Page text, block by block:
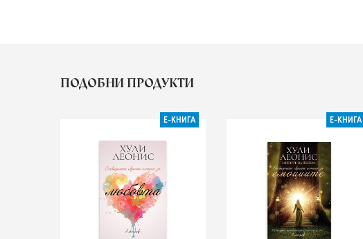
ПОДОБНИ ПРОДУКТИ
Е-КНИГА Е-КНИГА